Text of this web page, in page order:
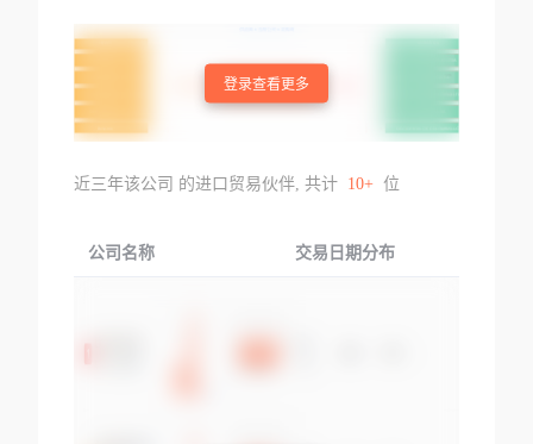
登录查看更多
近三年该公司 的进口贸易伙伴, 共计 10+ 位
公司名称 交易日期分布